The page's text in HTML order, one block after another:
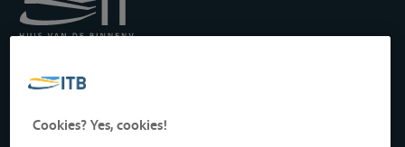
het Transport langs de
Drukpersstraat 19
1000 Brussel, België
Cookies? Yes, cookies!